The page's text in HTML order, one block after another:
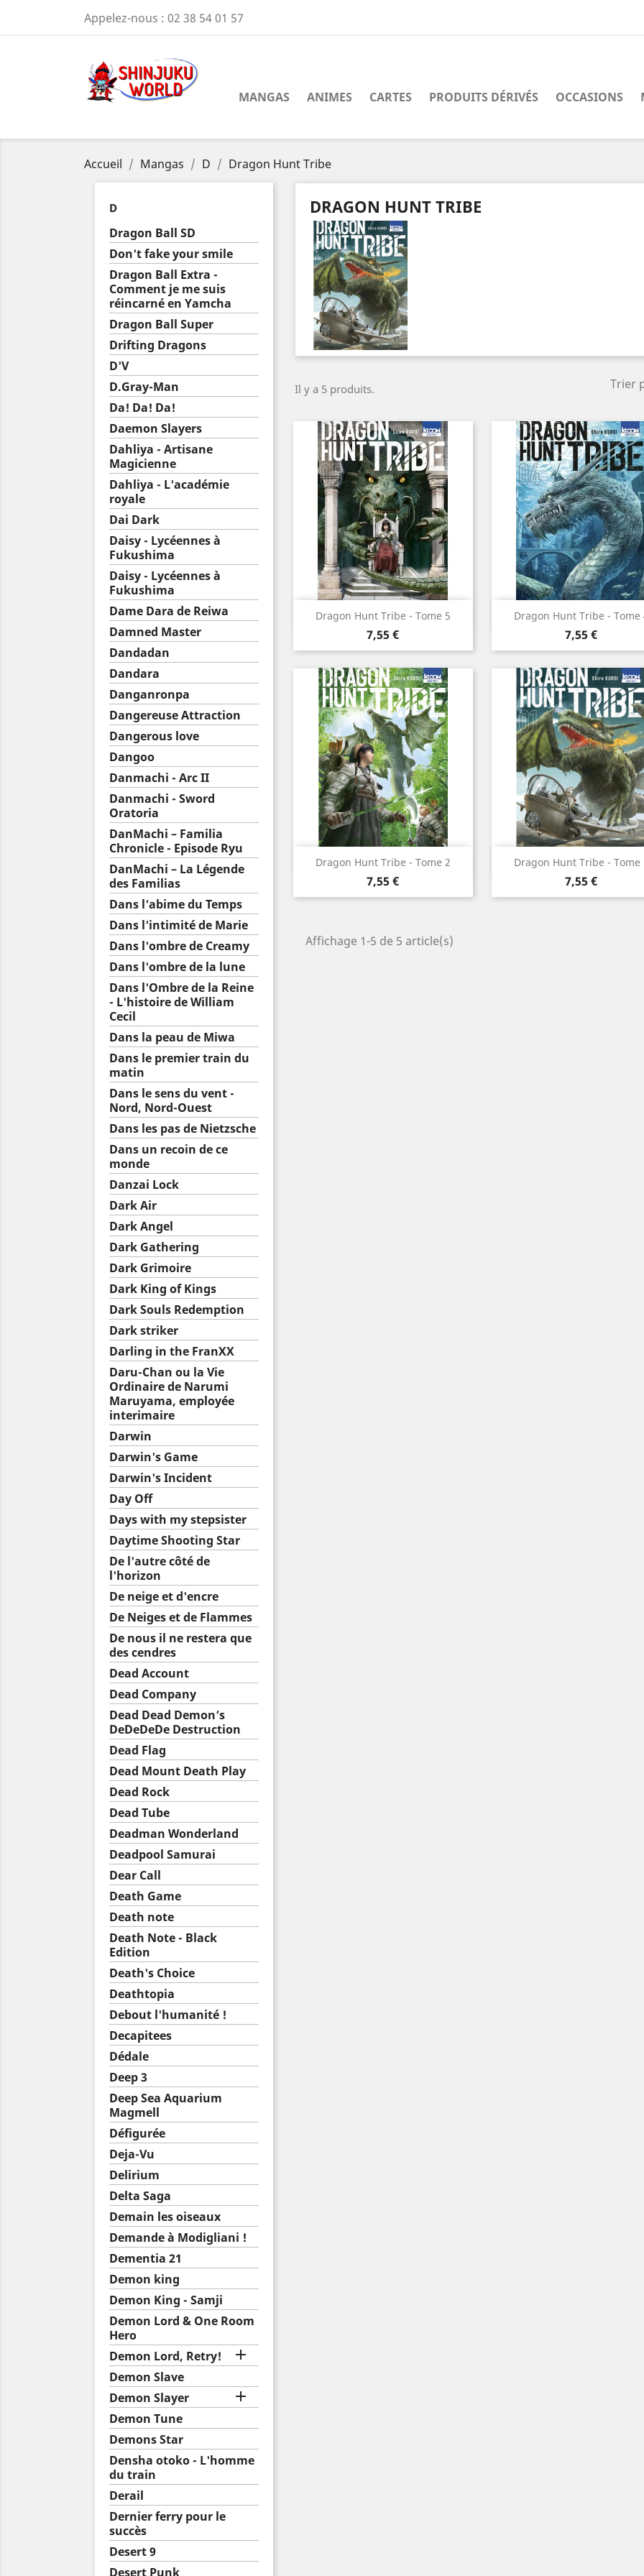
Appelez-nous : 02 38 54 01 57
MANGAS ANIMES CARTES PRODUITS DÉRIVÉS OCCASIONS
Accueil Mangas D Dragon Hunt Tribe
D
Dragon Ball SD
Don't fake your smile
Dragon Ball Extra -
Comment je me suis
réincarné en Yamcha
Dragon Ball Super
Drifting Dragons
D'V
D.Gray-Man
Da! Da! Da!
Daemon Slayers
Dahliya - Artisane
Magicienne
Dahliya - L'académie
royale
Dai Dark
Daisy - Lycéennes à
Fukushima
Daisy - Lycéennes à
Fukushima
Dame Dara de Reiwa
Damned Master
Dandadan
Dandara
Danganronpa
Dangereuse Attraction
Dangerous love
Dangoo
Danmachi - Arc II
Danmachi - Sword
Oratoria
DanMachi – Familia
Chronicle - Episode Ryu
DanMachi – La Légende
des Familias
Dans l'abime du Temps
Dans l'intimité de Marie
Dans l'ombre de Creamy
Dans l'ombre de la lune
Dans l'Ombre de la Reine
- L'histoire de William
Cecil
Dans la peau de Miwa
Dans le premier train du
matin
Dans le sens du vent -
Nord, Nord-Ouest
Dans les pas de Nietzsche
Dans un recoin de ce
monde
Danzai Lock
Dark Air
Dark Angel
Dark Gathering
Dark Grimoire
Dark King of Kings
Dark Souls Redemption
Dark striker
Darling in the FranXX
Daru-Chan ou la Vie
Ordinaire de Narumi
Maruyama, employée
interimaire
Darwin
Darwin's Game
Darwin's Incident
Day Off
Days with my stepsister
Daytime Shooting Star
De l'autre côté de
l'horizon
De neige et d'encre
De Neiges et de Flammes
De nous il ne restera que
des cendres
Dead Account
Dead Company
Dead Dead Demon’s
DeDeDeDe Destruction
Dead Flag
Dead Mount Death Play
Dead Rock
Dead Tube
Deadman Wonderland
Deadpool Samurai
Dear Call
Death Game
Death note
Death Note - Black
Edition
Death's Choice
Deathtopia
Debout l'humanité !
Decapitees
Dédale
Deep 3
Deep Sea Aquarium
Magmell
Défigurée
Deja-Vu
Delirium
Delta Saga
Demain les oiseaux
Demande à Modigliani !
Dementia 21
Demon king
Demon King - Samji
Demon Lord & One Room
Hero
Demon Lord, Retry!

Demon Slave
Demon Slayer

Demon Tune
Demons Star
Densha otoko - L'homme
du train
Derail
Dernier ferry pour le
succès
Desert 9
Desert Punk
DRAGON HUNT TRIBE
Il y a 5 produits. Trier
Dragon Hunt Tribe - Tome 5
Prix
7,55 €
 Aperçu rapide Dragon Hunt Tribe - Tome
Prix
7,55 €
 Aperçu rapide
Dragon Hunt Tribe - Tome 2
Prix
7,55 €
 Aperçu rapide Dragon Hunt Tribe - Tome
Prix
7,55 €
 Aperçu rapide
Affichage 1-5 de 5 article(s)